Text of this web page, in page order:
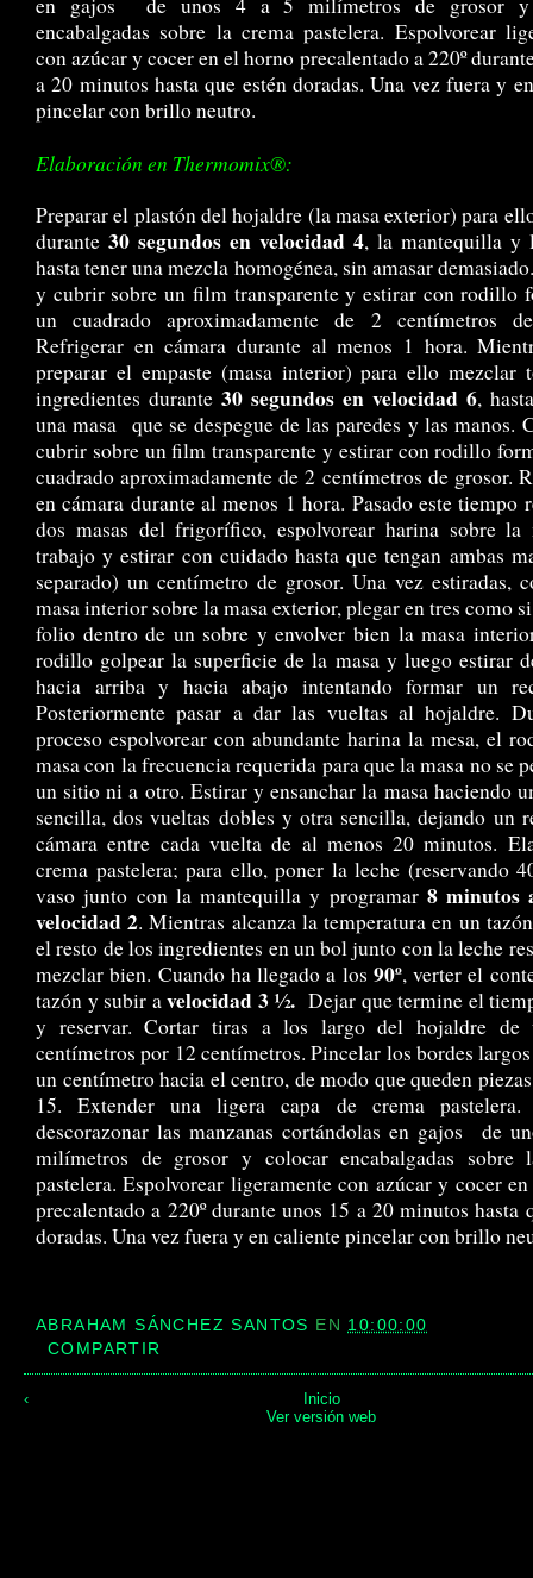
encabalgadas sobre la crema pastelera. Espolvorear
con azúcar y cocer en el horno precalentado a 220º
a 20 minutos hasta que estén doradas. Una vez fuera y
pincelar con brillo neutro.
Elaboración en Thermomix®:
Preparar el plastón del hojaldre (la masa exterior) para
durante 30 segundos en velocidad 4, la mantequilla y
hasta tener una mezcla homogénea, sin amasar
y cubrir sobre un film transparente y estirar con rodillo
un cuadrado aproximadamente de 2 centímetros
Refrigerar en cámara durante al menos 1 hora.
preparar el empaste (masa interior) para ello mezclar
ingredientes durante 30 segundos en velocidad 6,
una masa que se despegue de las paredes y las manos.
cubrir sobre un film transparente y estirar con rodillo
cuadrado aproximadamente de 2 centímetros de grosor.
en cámara durante al menos 1 hora. Pasado este tiempo
dos masas del frigorífico, espolvorear harina sobre la
trabajo y estirar con cuidado hasta que tengan ambas
separado) un centímetro de grosor. Una vez estiradas,
masa interior sobre la masa exterior, plegar en tres como
folio dentro de un sobre y envolver bien la masa
rodillo golpear la superficie de la masa y luego estirar
hacia arriba y hacia abajo intentando formar un
Posteriormente pasar a dar las vueltas al hojaldre.
proceso espolvorear con abundante harina la mesa, el
masa con la frecuencia requerida para que la masa no se
un sitio ni a otro. Estirar y ensanchar la masa haciendo
sencilla, dos vueltas dobles y otra sencilla, dejando un
cámara entre cada vuelta de al menos 20 minutos.
crema pastelera; para ello, poner la leche (reservando
vaso junto con la mantequilla y programar8 minutos
velocidad 2. Mientras alcanza la temperatura en un
el resto de los ingredientes en un bol junto con la leche
mezclar bien. Cuando ha llegado a los 90º, verter el
tazón y subir avelocidad 3 ½. Dejar que termine el
y reservar. Cortar tiras a los largo del hojaldre de
centímetros por 12 centímetros. Pincelar los bordes
un centímetro hacia el centro, de modo que queden
15. Extender una ligera capa de crema
descorazonar las manzanas cortándolas en gajos de
milímetros de grosor y colocar encabalgadas sobre
pastelera. Espolvorear ligeramente con azúcar y cocer
precalentado a 220º durante unos 15 a 20 minutos hasta
doradas. Una vez fuera y en caliente pincelar con brillo
ABRAHAM SÁNCHEZ SANTOS EN 10:00:00
COMPARTIR
‹
Inicio
Ver versión web